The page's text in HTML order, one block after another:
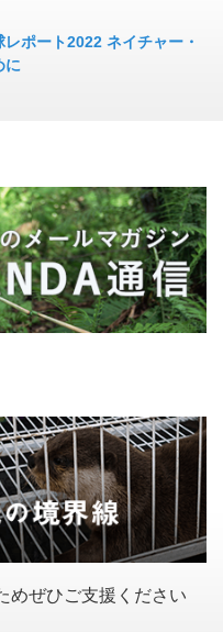
ポート2022 ネイチャー・
に
めぜひご支援ください